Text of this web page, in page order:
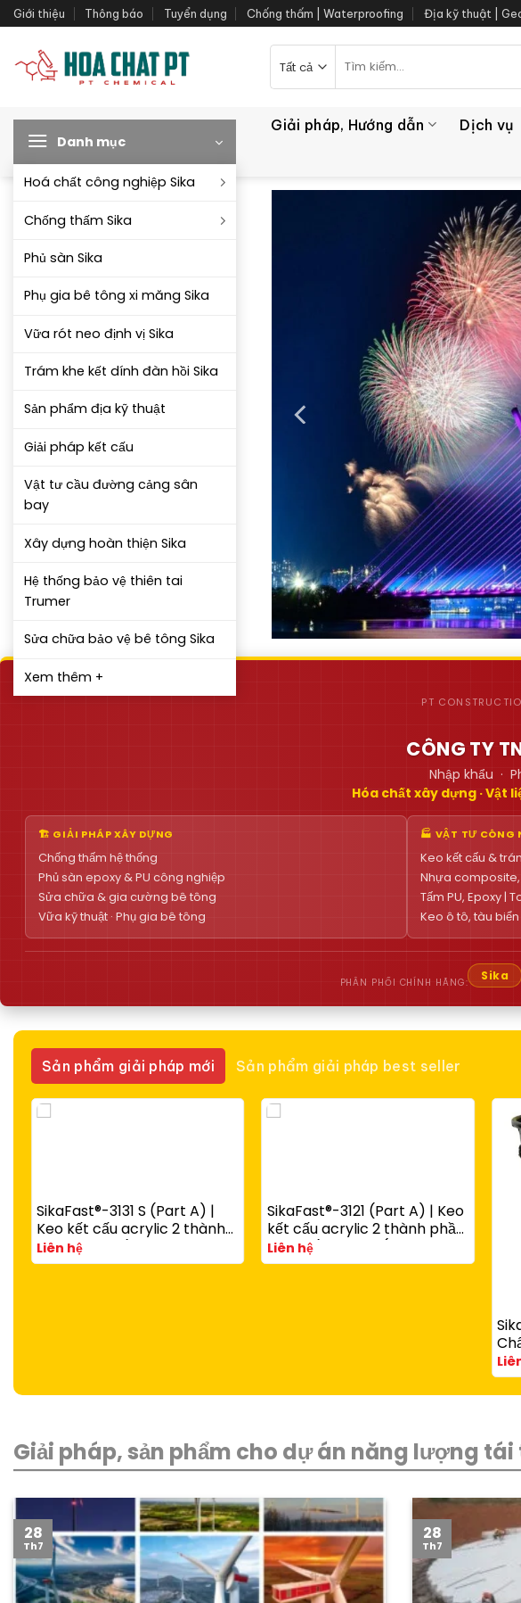
Bỏ
qua
dung
Giới thiệu Thông báo Tuyển dụng Chống thấm | Waterproofing Địa kỹ thuật |
kiếm:
Danh mục
Hoá chất công nghiệp Sika
Chống thấm Sika
Phủ sàn Sika
Phụ gia bê tông xi măng Sika
Vữa rót neo định vị Sika
Trám khe kết dính đàn hồi Sika
Sản phẩm địa kỹ thuật
Giải pháp kết cấu
Vật tư cầu đường cảng sân
bay
Xây dựng hoàn thiện Sika
Hệ thống bảo vệ thiên tai
Trumer
Sửa chữa bảo vệ bê tông Sika
Xem thêm +
Giải pháp, Hướng dẫn Dịch vụ
PT
CÔNG TY
Nhập khẩu ·
Hóa chất xây dựng · Vật
🏗 GIẢI PHÁP XÂY DỰNG
Chống thấm hệ thống
Phủ sàn epoxy & PU công nghiệp
Sửa chữa & gia cường bê tông
Vữa kỹ thuật · Phụ gia bê tông
🏭 VẬT TƯ CÔNG
Keo kết cấu &
Nhựa
Tấm PU, Epoxy |
Keo ô tô, tàu biển
PHÂN PHỐI CHÍNH HÃNG: Sika
Sản phẩm giải pháp mới Sản phẩm giải pháp best seller
SikaFast®-3131 S (Part A) |
Keo kết cấu acrylic 2 thành
phần đóng rắn nhanh dùng
với SikaFast®-3081 N (Part B)
Liên hệ
SikaFast®-3121 (Part A) | Keo
kết cấu acrylic 2 thành phần
đóng rắn nhanh (dùng với
SikaFast®-3081 N Part B)
Liên hệ
Giải pháp, sản phẩm cho dự án năng lượng tái
28
Th7
28
Th7